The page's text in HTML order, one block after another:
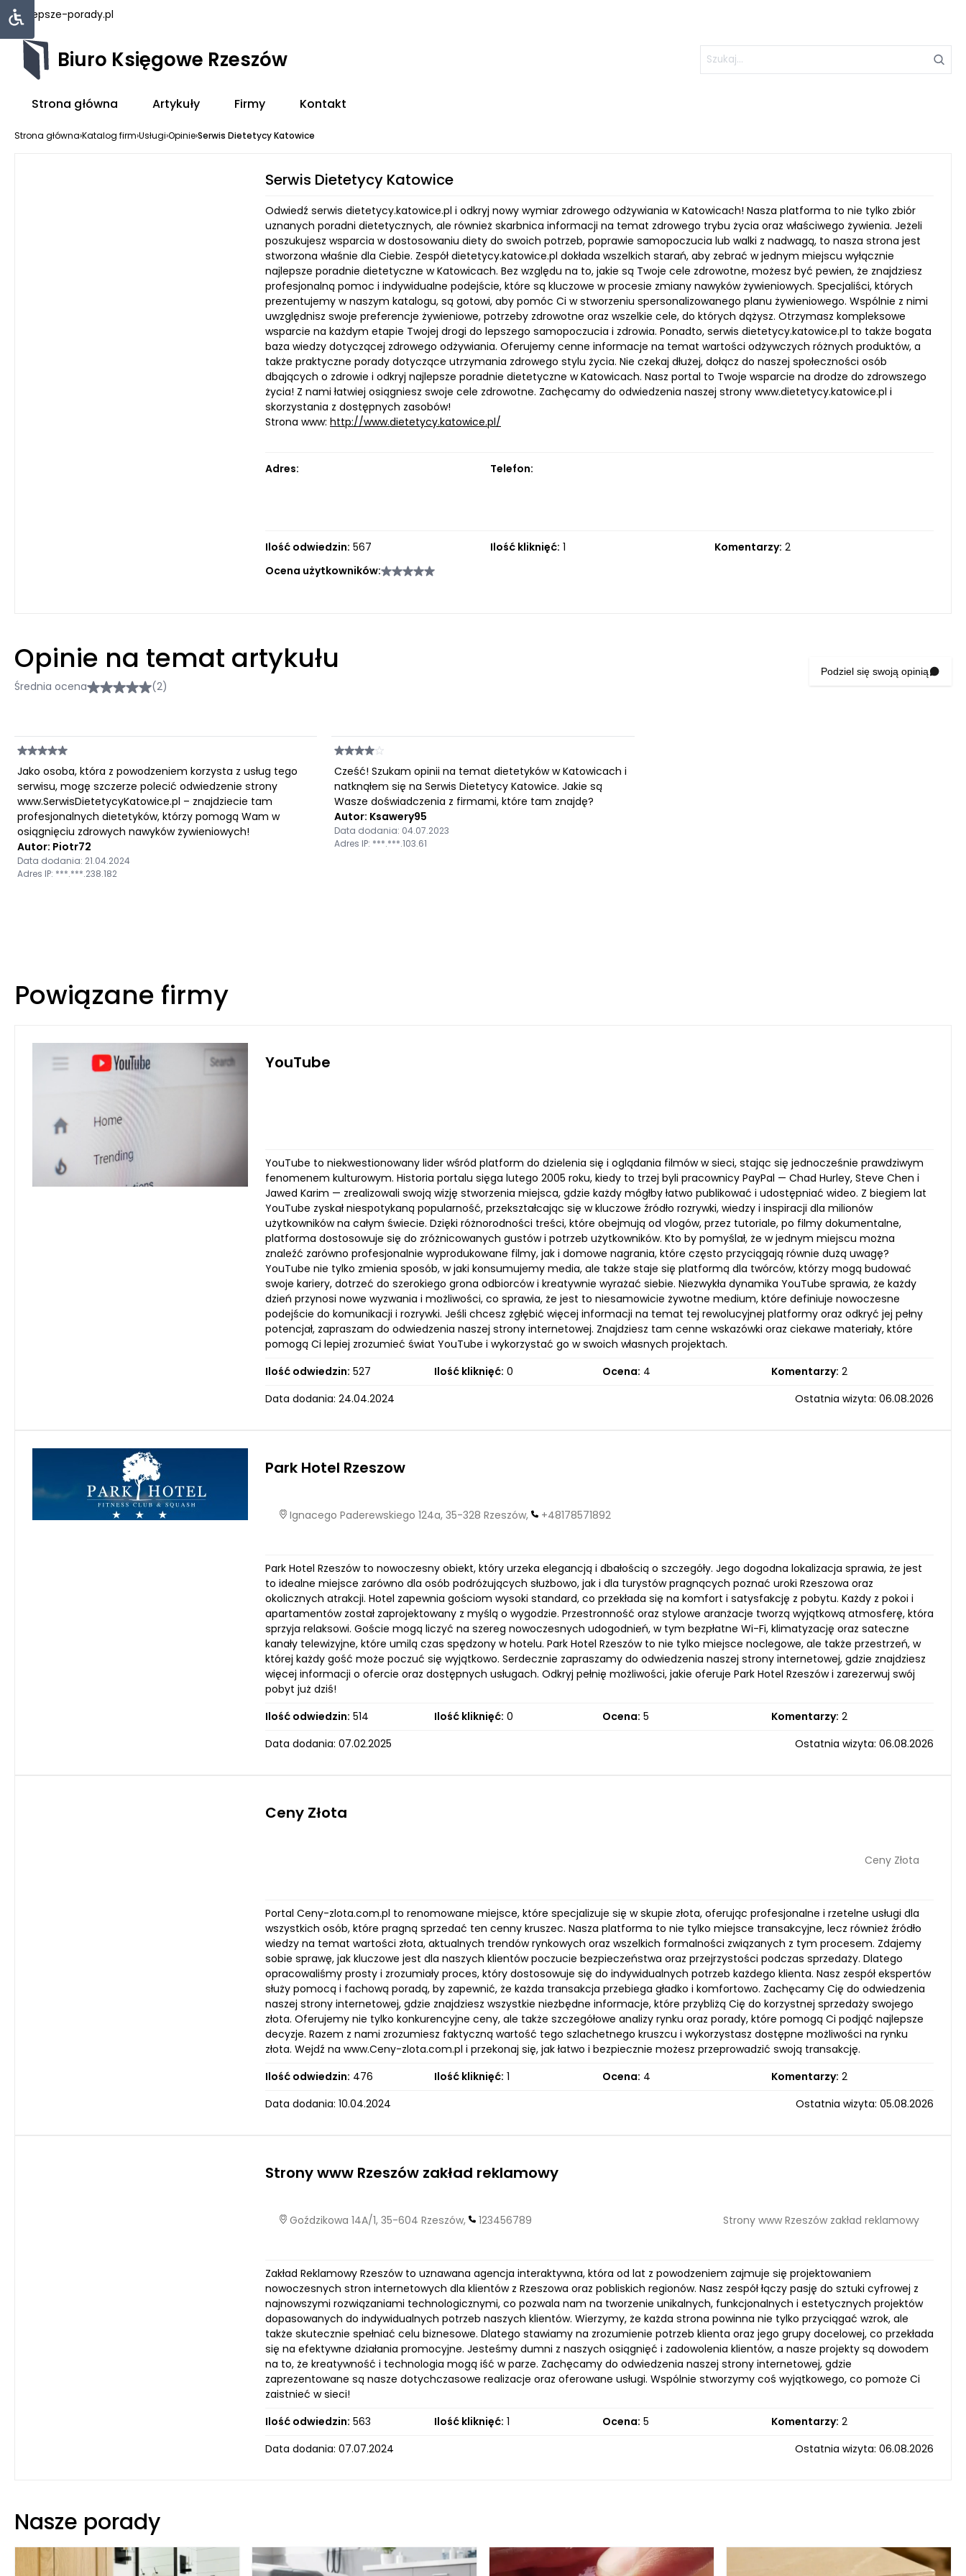
najlepsze-porady.pl
Biuro Księgowe Rzeszów
Strona główna Artykuły Firmy Kontakt
Strona główna›Katalog firm›Usługi›Opinie›Serwis Dietetycy Katowice
Serwis Dietetycy Katowice
Odwiedź serwis dietetycy.katowice.pl i odkryj nowy wymiar zdrowego odżywiania w Katowicach! Nasza platforma to nie tylko zbiór
uznanych poradni dietetycznych, ale również skarbnica informacji na temat zdrowego trybu życia oraz właściwego żywienia. Jeżeli
poszukujesz wsparcia w dostosowaniu diety do swoich potrzeb, poprawie samopoczucia lub walki z nadwagą, to nasza strona jest
stworzona właśnie dla Ciebie. Zespół dietetycy.katowice.pl dokłada wszelkich starań, aby zebrać w jednym miejscu wyłącznie
najlepsze poradnie dietetyczne w Katowicach. Bez względu na to, jakie są Twoje cele zdrowotne, możesz być pewien, że znajdziesz
profesjonalną pomoc i indywidualne podejście, które są kluczowe w procesie zmiany nawyków żywieniowych. Specjaliści, których
prezentujemy w naszym katalogu, są gotowi, aby pomóc Ci w stworzeniu spersonalizowanego planu żywieniowego. Wspólnie z nimi
uwzględnisz swoje preferencje żywieniowe, potrzeby zdrowotne oraz wszelkie cele, do których dążysz. Otrzymasz kompleksowe
wsparcie na każdym etapie Twojej drogi do lepszego samopoczucia i zdrowia. Ponadto, serwis dietetycy.katowice.pl to także bogata
baza wiedzy dotyczącej zdrowego odżywiania. Oferujemy cenne informacje na temat wartości odżywczych różnych produktów, a
także praktyczne porady dotyczące utrzymania zdrowego stylu życia. Nie czekaj dłużej, dołącz do naszej społeczności osób
dbających o zdrowie i odkryj najlepsze poradnie dietetyczne w Katowicach. Nasz portal to Twoje wsparcie na drodze do zdrowszego
życia! Z nami łatwiej osiągniesz swoje cele zdrowotne. Zachęcamy do odwiedzenia naszej strony www.dietetycy.katowice.pl i
skorzystania z dostępnych zasobów!
Strona www: http://www.dietetycy.katowice.pl/
Adres: Telefon:
Ilość odwiedzin: 567 Ilość kliknięć: 1 Komentarzy: 2
Ocena użytkowników:
Opinie na temat artykułu
Średnia ocena (2)
Podziel się swoją opinią
Jako osoba, która z powodzeniem korzysta z usług tego
serwisu, mogę szczerze polecić odwiedzenie strony
www.SerwisDietetycyKatowice.pl – znajdziecie tam
profesjonalnych dietetyków, którzy pomogą Wam w
osiągnięciu zdrowych nawyków żywieniowych!
Autor: Piotr72
Data dodania: 21.04.2024
Adres IP: ***.***.238.182
Cześć! Szukam opinii na temat dietetyków w Katowicach i
natknąłem się na Serwis Dietetycy Katowice. Jakie są
Wasze doświadczenia z firmami, które tam znajdę?
Autor: Ksawery95
Data dodania: 04.07.2023
Adres IP: ***.***.103.61
Powiązane firmy
YouTube
YouTube to niekwestionowany lider wśród platform do dzielenia się i oglądania filmów w sieci, stając się jednocześnie prawdziwym
fenomenem kulturowym. Historia portalu sięga lutego 2005 roku, kiedy to trzej byli pracownicy PayPal — Chad Hurley, Steve Chen i
Jawed Karim — zrealizowali swoją wizję stworzenia miejsca, gdzie każdy mógłby łatwo publikować i udostępniać wideo. Z biegiem lat
YouTube zyskał niespotykaną popularność, przekształcając się w kluczowe źródło rozrywki, wiedzy i inspiracji dla milionów
użytkowników na całym świecie. Dzięki różnorodności treści, które obejmują od vlogów, przez tutoriale, po filmy dokumentalne,
platforma dostosowuje się do zróżnicowanych gustów i potrzeb użytkowników. Kto by pomyślał, że w jednym miejscu można
znaleźć zarówno profesjonalnie wyprodukowane filmy, jak i domowe nagrania, które często przyciągają równie dużą uwagę?
YouTube nie tylko zmienia sposób, w jaki konsumujemy media, ale także staje się platformą dla twórców, którzy mogą budować
swoje kariery, dotrzeć do szerokiego grona odbiorców i kreatywnie wyrażać siebie. Niezwykła dynamika YouTube sprawia, że każdy
dzień przynosi nowe wyzwania i możliwości, co sprawia, że jest to niesamowicie żywotne medium, które definiuje nowoczesne
podejście do komunikacji i rozrywki. Jeśli chcesz zgłębić więcej informacji na temat tej rewolucyjnej platformy oraz odkryć jej pełny
potencjał, zapraszam do odwiedzenia naszej strony internetowej. Znajdziesz tam cenne wskazówki oraz ciekawe materiały, które
pomogą Ci lepiej zrozumieć świat YouTube i wykorzystać go w swoich własnych projektach.
Ilość odwiedzin: 527 Ilość kliknięć: 0 Ocena: 4 Komentarzy: 2
Data dodania: 24.04.2024
Ostatnia wizyta: 06.08.2026
Park Hotel Rzeszow
Ignacego Paderewskiego 124a, 35-328 Rzeszów, +48178571892
Park Hotel Rzeszów to nowoczesny obiekt, który urzeka elegancją i dbałością o szczegóły. Jego dogodna lokalizacja sprawia, że jest
to idealne miejsce zarówno dla osób podróżujących służbowo, jak i dla turystów pragnących poznać uroki Rzeszowa oraz
okolicznych atrakcji. Hotel zapewnia gościom wysoki standard, co przekłada się na komfort i satysfakcję z pobytu. Każdy z pokoi i
apartamentów został zaprojektowany z myślą o wygodzie. Przestronność oraz stylowe aranżacje tworzą wyjątkową atmosferę, która
sprzyja relaksowi. Goście mogą liczyć na szereg nowoczesnych udogodnień, w tym bezpłatne Wi-Fi, klimatyzację oraz sateczne
kanały telewizyjne, które umilą czas spędzony w hotelu. Park Hotel Rzeszów to nie tylko miejsce noclegowe, ale także przestrzeń, w
której każdy gość może poczuć się wyjątkowo. Serdecznie zapraszamy do odwiedzenia naszej strony internetowej, gdzie znajdziesz
więcej informacji o ofercie oraz dostępnych usługach. Odkryj pełnię możliwości, jakie oferuje Park Hotel Rzeszów i zarezerwuj swój
pobyt już dziś!
Ilość odwiedzin: 514 Ilość kliknięć: 0 Ocena: 5 Komentarzy: 2
Data dodania: 07.02.2025
Ostatnia wizyta: 06.08.2026
Ceny Złota
Ceny Złota
Portal Ceny-zlota.com.pl to renomowane miejsce, które specjalizuje się w skupie złota, oferując profesjonalne i rzetelne usługi dla
wszystkich osób, które pragną sprzedać ten cenny kruszec. Nasza platforma to nie tylko miejsce transakcyjne, lecz również źródło
wiedzy na temat wartości złota, aktualnych trendów rynkowych oraz wszelkich formalności związanych z tym procesem. Zdajemy
sobie sprawę, jak kluczowe jest dla naszych klientów poczucie bezpieczeństwa oraz przejrzystości podczas sprzedaży. Dlatego
opracowaliśmy prosty i zrozumiały proces, który dostosowuje się do indywidualnych potrzeb każdego klienta. Nasz zespół ekspertów
służy pomocą i fachową poradą, by zapewnić, że każda transakcja przebiega gładko i komfortowo. Zachęcamy Cię do odwiedzenia
naszej strony internetowej, gdzie znajdziesz wszystkie niezbędne informacje, które przybliżą Cię do korzystnej sprzedaży swojego
złota. Oferujemy nie tylko konkurencyjne ceny, ale także szczegółowe analizy rynku oraz porady, które pomogą Ci podjąć najlepsze
decyzje. Razem z nami zrozumiesz faktyczną wartość tego szlachetnego kruszcu i wykorzystasz dostępne możliwości na rynku
złota. Wejdź na www.Ceny-zlota.com.pl i przekonaj się, jak łatwo i bezpiecznie możesz przeprowadzić swoją transakcję.
Ilość odwiedzin: 476 Ilość kliknięć: 1 Ocena: 4 Komentarzy: 2
Data dodania: 10.04.2024
Ostatnia wizyta: 05.08.2026
Strony www Rzeszów zakład reklamowy
Goździkowa 14A/1, 35-604 Rzeszów, 123456789 Strony www Rzeszów zakład reklamowy
Zakład Reklamowy Rzeszów to uznawana agencja interaktywna, która od lat z powodzeniem zajmuje się projektowaniem
nowoczesnych stron internetowych dla klientów z Rzeszowa oraz pobliskich regionów. Nasz zespół łączy pasję do sztuki cyfrowej z
najnowszymi rozwiązaniami technologicznymi, co pozwala nam na tworzenie unikalnych, funkcjonalnych i estetycznych projektów
dopasowanych do indywidualnych potrzeb naszych klientów. Wierzymy, że każda strona powinna nie tylko przyciągać wzrok, ale
także skutecznie spełniać celu biznesowe. Dlatego stawiamy na zrozumienie potrzeb klienta oraz jego grupy docelowej, co przekłada
się na efektywne działania promocyjne. Jesteśmy dumni z naszych osiągnięć i zadowolenia klientów, a nasze projekty są dowodem
na to, że kreatywność i technologia mogą iść w parze. Zachęcamy do odwiedzenia naszej strony internetowej, gdzie
zaprezentowane są nasze dotychczasowe realizacje oraz oferowane usługi. Wspólnie stworzymy coś wyjątkowego, co pomoże Ci
zaistnieć w sieci!
Ilość odwiedzin: 563 Ilość kliknięć: 1 Ocena: 5 Komentarzy: 2
Data dodania: 07.07.2024
Ostatnia wizyta: 06.08.2026
Nasze porady